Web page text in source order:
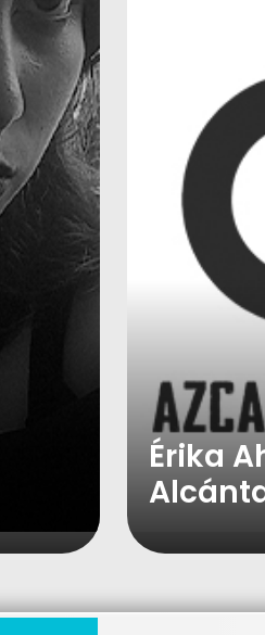
Érika